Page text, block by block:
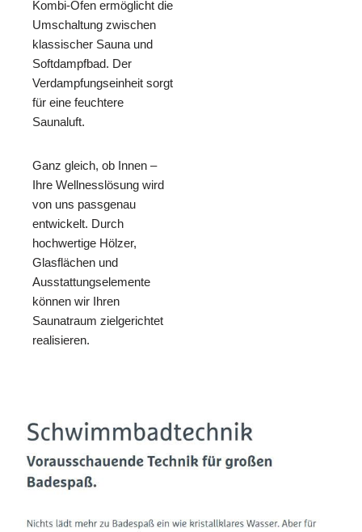
Kombi-Ofen ermöglicht die
Umschaltung zwischen
klassischer Sauna und
Softdampfbad. Der
Verdampfungseinheit sorgt
für eine feuchtere
Saunaluft.
Ganz gleich, ob Innen –
Ihre Wellnesslösung wird
von uns passgenau
entwickelt. Durch
hochwertige Hölzer,
Glasflächen und
Ausstattungselemente
können wir Ihren
Saunatraum zielgerichtet
realisieren.